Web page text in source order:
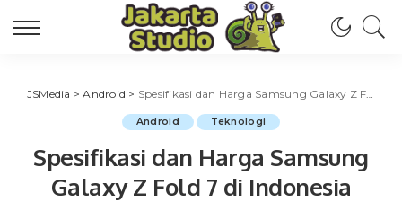
JSMedia >Android > Spesifikasi dan Harga Samsung Galaxy Z Fold 7 di Indonesia
Android Teknologi
Spesifikasi dan Harga Samsung
Galaxy Z Fold 7 di Indonesia